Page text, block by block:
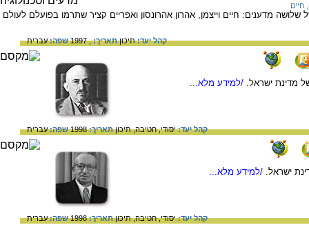
חיים
מדענים: חיים וייצמן, אהרון אהרונסון ואפריים קציר שתרמו בפועלם לעולם
קהל יעד:תיכוןתאריך:, 1997 שפה:עברית
מדינת ישראל. /למידע מלא...
קהל יעד:יסודי,חטיבה,תיכוןתאריך:1998 שפה:עברית
ישראל. /למידע מלא...
קהל יעד:יסודי,חטיבה,תיכוןתאריך:1998 שפה:עברית